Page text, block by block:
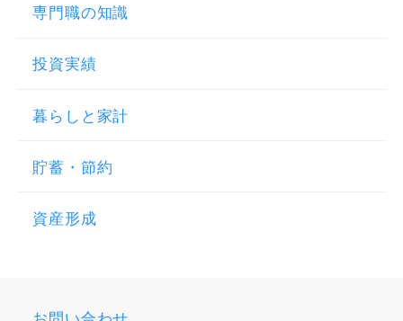
専門職の知識
投資実績
暮らしと家計
貯蓄・節約
資産形成